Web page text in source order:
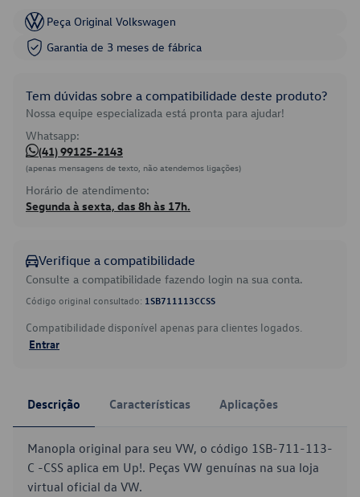
Peça Original Volkswagen
Garantia de 3 meses de fábrica
Tem dúvidas sobre a compatibilidade deste produto?
Nossa equipe especializada está pronta para ajudar!
Whatsapp:
(41) 99125-2143
(apenas mensagens de texto, não atendemos ligações)
Horário de atendimento:
Segunda à sexta, das 8h às 17h.
Verifique a compatibilidade
Consulte a compatibilidade fazendo login na sua conta.
Código original consultado: 1SB711113CCSS
Compatibilidade disponível apenas para clientes logados.
Entrar
Descrição Características Aplicações
Manopla original para seu VW, o código 1SB-711-113-
C -CSS aplica em Up!. Peças VW genuínas na sua loja
virtual oficial da VW.